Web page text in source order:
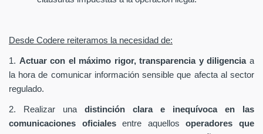
Desde Codere reiteramos la necesidad de:
1. Actuar con el máximo rigor, transparencia y diligenciaa
la hora de comunicar información sensible que afecta al sector
regulado.
2. Realizar una distinción clara e inequívoca en las
comunicaciones oficialesentre aquellosoperadores que